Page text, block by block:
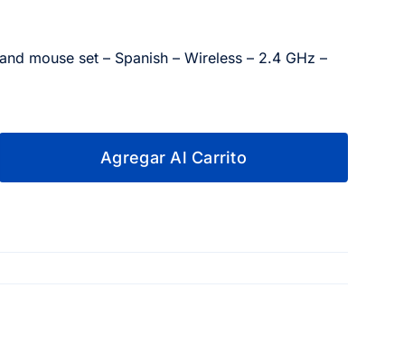
mouse set – Spanish – Wireless – 2.4 GHz –
Agregar Al Carrito